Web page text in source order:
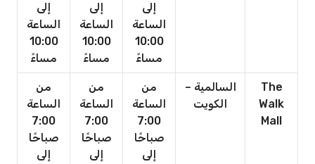
إلى
الساعة
10:00
مساءً
إلى
الساعة
10:00
مساءً
إلى
الساعة
10:00
مساءً
The
Walk
Mall
السالمية –
الكويت
من
الساعة
7:00
صباحًا
إلى
من
الساعة
7:00
صباحًا
إلى
من
الساعة
7:00
صباحًا
إلى